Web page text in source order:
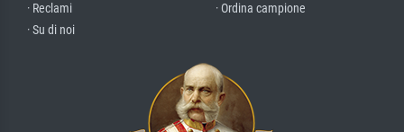
· Reclami
· Su di noi
· Ordina campione